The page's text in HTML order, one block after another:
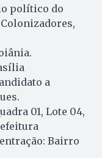
político do
a
01, Lote 04,
Bairro